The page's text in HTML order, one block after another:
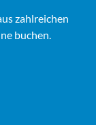
zahlreichen
buchen.